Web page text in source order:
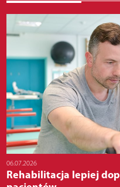
06.07.2026
Rehabilitacja lepiej